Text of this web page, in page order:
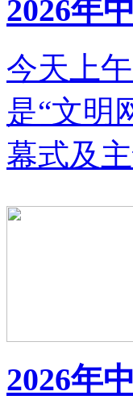
2026年
今天上
是“文明
幕式及
2026年